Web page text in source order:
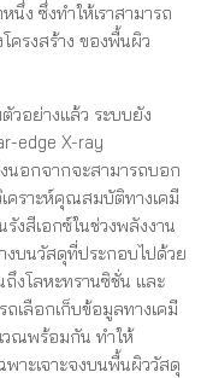
ง ซึ่งทำให้เราสามารถ
ครงสร้าง ของพื้นผิว
วอย่างแล้ว ระบบยัง
edge X-ray
นอกจากจะสามารถบอก
คราะห์คุณสมบัติทางเคมี
งสีเอกซ์ในช่วงพลังงาน
งบนวัสดุที่ประกอบไปด้วย
ถึงโลหะทรานซิชั่น และ
ถเลือกเก็บข้อมูลทางเคมี
วณพร้อมกัน ทำให้
พาะเจาะจงบนพื้นผิววัสดุ